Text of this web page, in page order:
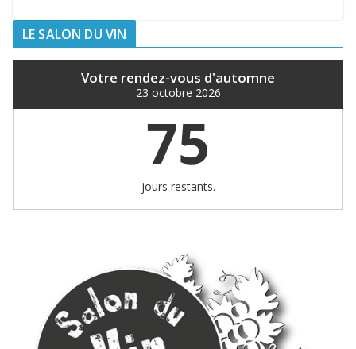
LE SALON DU VIN
Votre rendez-vous d'automne
23 octobre 2026
75
jours restants.